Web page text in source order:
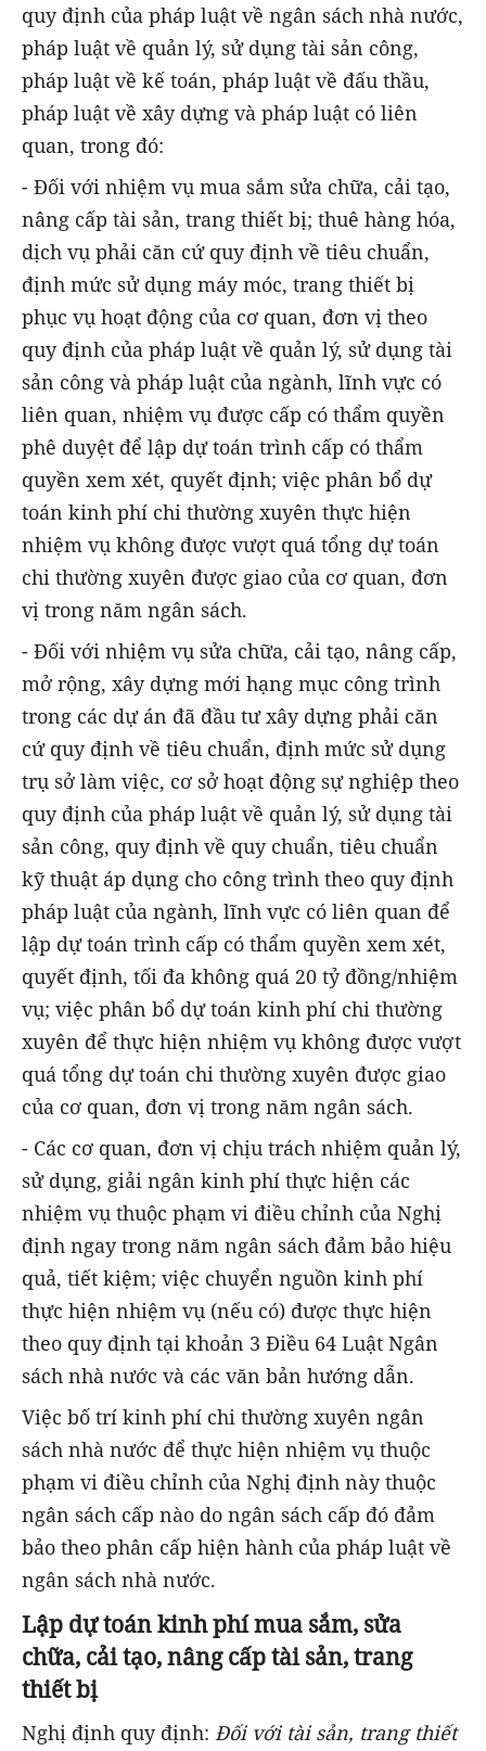
quy định của pháp luật về ngân sách nhà nước,
pháp luật về quản lý, sử dụng tài sản công,
pháp luật về kế toán, pháp luật về đấu thầu,
pháp luật về xây dựng và pháp luật có liên
quan, trong đó:
- Đối với nhiệm vụ mua sắm sửa chữa, cải tạo,
nâng cấp tài sản, trang thiết bị; thuê hàng hóa,
dịch vụ phải căn cứ quy định về tiêu chuẩn,
định mức sử dụng máy móc, trang thiết bị
phục vụ hoạt động của cơ quan, đơn vị theo
quy định của pháp luật về quản lý, sử dụng tài
sản công và pháp luật của ngành, lĩnh vực có
liên quan, nhiệm vụ được cấp có thẩm quyền
phê duyệt để lập dự toán trình cấp có thẩm
quyền xem xét, quyết định; việc phân bổ dự
toán kinh phí chi thường xuyên thực hiện
nhiệm vụ không được vượt quá tổng dự toán
chi thường xuyên được giao của cơ quan, đơn
vị trong năm ngân sách.
- Đối với nhiệm vụ sửa chữa, cải tạo, nâng cấp,
mở rộng, xây dựng mới hạng mục công trình
trong các dự án đã đầu tư xây dựng phải căn
cứ quy định về tiêu chuẩn, định mức sử dụng
trụ sở làm việc, cơ sở hoạt động sự nghiệp theo
quy định của pháp luật về quản lý, sử dụng tài
sản công, quy định về quy chuẩn, tiêu chuẩn
kỹ thuật áp dụng cho công trình theo quy định
pháp luật của ngành, lĩnh vực có liên quan để
lập dự toán trình cấp có thẩm quyền xem xét,
quyết định, tối đa không quá 20 tỷ đồng/nhiệm
vụ; việc phân bổ dự toán kinh phí chi thường
xuyên để thực hiện nhiệm vụ không được vượt
quá tổng dự toán chi thường xuyên được giao
của cơ quan, đơn vị trong năm ngân sách.
- Các cơ quan, đơn vị chịu trách nhiệm quản lý,
sử dụng, giải ngân kinh phí thực hiện các
nhiệm vụ thuộc phạm vi điều chỉnh của Nghị
định ngay trong năm ngân sách đảm bảo hiệu
quả, tiết kiệm; việc chuyển nguồn kinh phí
thực hiện nhiệm vụ (nếu có) được thực hiện
theo quy định tại khoản 3 Điều 64 Luật Ngân
sách nhà nước và các văn bản hướng dẫn.
Việc bố trí kinh phí chi thường xuyên ngân
sách nhà nước để thực hiện nhiệm vụ thuộc
phạm vi điều chỉnh của Nghị định này thuộc
ngân sách cấp nào do ngân sách cấp đó đảm
bảo theo phân cấp hiện hành của pháp luật về
ngân sách nhà nước.
Lập dự toán kinh phí mua sắm, sửa
chữa, cải tạo, nâng cấp tài sản, trang
thiết bị
Nghị định quy định: Đối với tài sản, trang thiết